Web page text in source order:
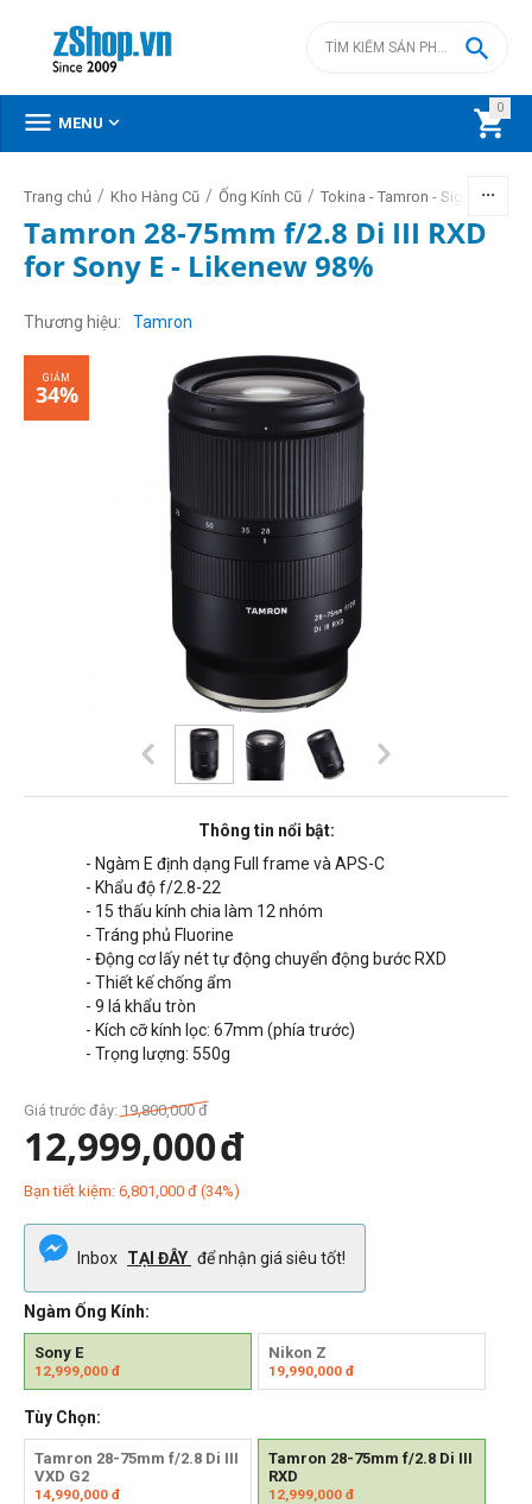
0


 MENU 
Trang chủ / Kho Hàng Cũ / Ống Kính Cũ / Tokina - Tamron - Sigma
Tamron 28-75mm f/2.8 Di III RXD
for Sony E - Likenew 98%
Thương hiệu Tamron
34%
Thông tin nổi bật:
- Ngàm E định dạng Full frame và APS-C
- Khẩu độ f/2.8-22
- 15 thấu kính chia làm 12 nhóm
- Tráng phủ Fluorine
- Động cơ lấy nét tự động chuyển động bước RXD
- Thiết kế chống ẩm
- 9 lá khẩu tròn
- Kích cỡ kính lọc: 67mm (phía trước)
- Trọng lượng: 550g
Giá trước đây: 19,800,000 đ
12,999,000đ
Bạn tiết kiệm: 6,801,000 đ (34%)
Inbox TẠI ĐÂY để nhận giá siêu tốt!
Ngàm Ống Kính:
Sony E
12,999,000 đ
Nikon Z
19,990,000đ
Tùy Chọn:
Tamron 28-75mm f/2.8 Di III
VXD G2
14,990,000 đ
Tamron 28-75mm f/2.8 Di III
RXD
12,999,000đ